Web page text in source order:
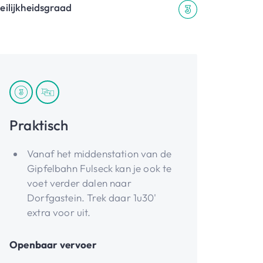
Praktisch
Vanaf het middenstation van de
Gipfelbahn Fulseck kan je ook te
voet verder dalen naar
Dorfgastein. Trek daar 1u30'
extra voor uit.
Openbaar vervoer